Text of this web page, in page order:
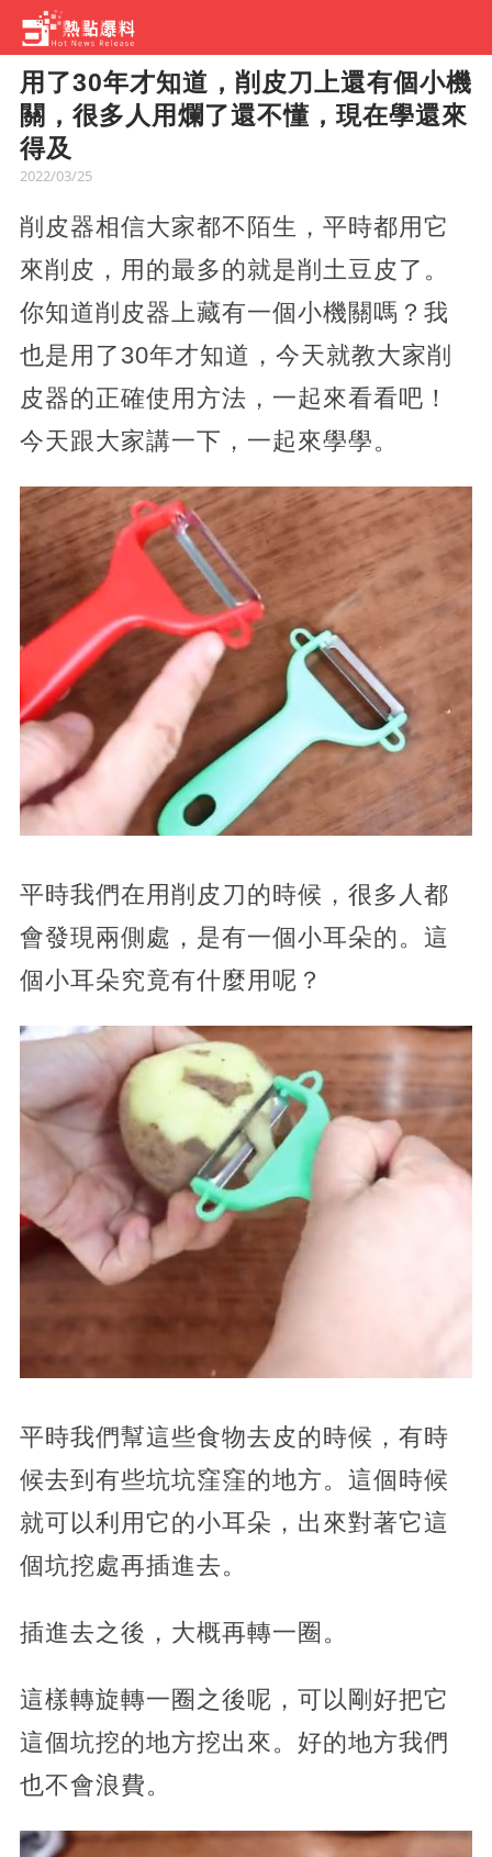
用了30年才知道，削皮刀上還有個小機
關，很多人用爛了還不懂，現在學還來
得及
2022/03/25
削皮器相信大家都不陌生，平時都用它
來削皮，用的最多的就是削土豆皮了。
你知道削皮器上藏有一個小機關嗎？我
也是用了30年才知道，今天就教大家削
皮器的正確使用方法，一起來看看吧！
今天跟大家講一下，一起來學學。
平時我們在用削皮刀的時候，很多人都
會發現兩側處，是有一個小耳朵的。這
個小耳朵究竟有什麼用呢？
平時我們幫這些食物去皮的時候，有時
候去到有些坑坑窪窪的地方。這個時候
就可以利用它的小耳朵，出來對著它這
個坑挖處再插進去。
插進去之後，大概再轉一圈。
這樣轉旋轉一圈之後呢，可以剛好把它
這個坑挖的地方挖出來。好的地方我們
也不會浪費。